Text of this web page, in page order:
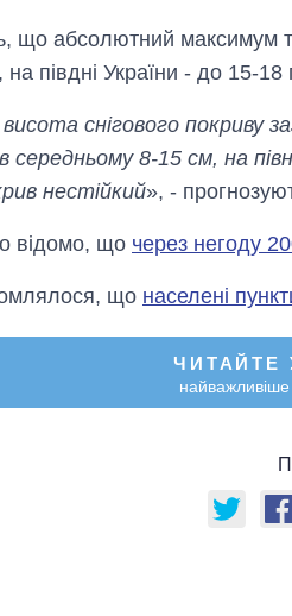
що абсолютний максимум
на півдні України - до 15-
снігового покриву
8-15 см, на
нестійкий», -
відомо, що через негоду
що населені
ЧИТАЙТЕ
найважливіше